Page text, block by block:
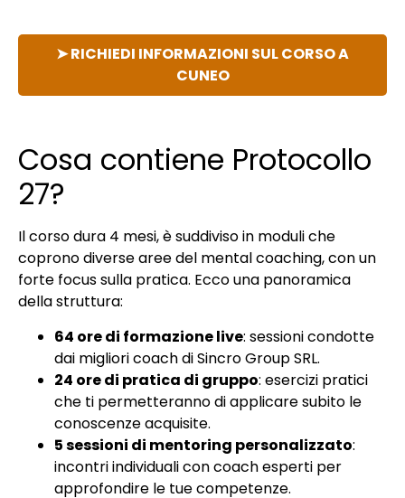
➤ RICHIEDI INFORMAZIONI SUL CORSO A
CUNEO
Cosa contiene Protocollo
27?
Il corso dura 4 mesi, è suddiviso in moduli che
coprono diverse aree del mental coaching, con un
forte focus sulla pratica. Ecco una panoramica
della struttura:
64 ore di formazione live: sessioni condotte
dai migliori coach di Sincro Group SRL.
24 ore di pratica di gruppo: esercizi pratici
che ti permetteranno di applicare subito le
conoscenze acquisite.
5 sessioni di mentoring personalizzato:
incontri individuali con coach esperti per
approfondire le tue competenze.